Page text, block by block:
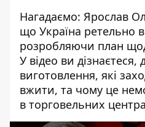
Нагадаємо: Ярослав
що Україна ретельно
розробляючи план
У відео ви дізнаєтеся,
виготовлення, які
вжити, та чому це
в торговельних